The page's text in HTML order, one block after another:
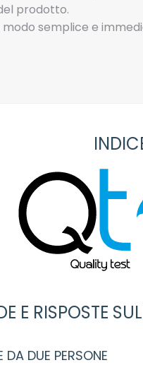
prodotto.
modo semplice e
E RISPOSTE
DA DUE PERSONE